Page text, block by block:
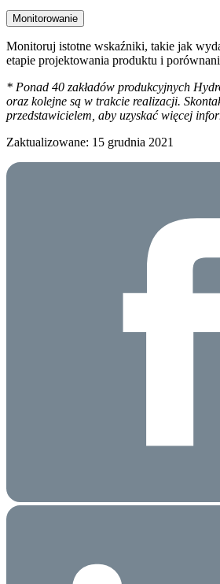
Monitorowanie
Monitoruj istotne wskaźniki, takie jak
etapie projektowania produktu i
* Ponad 40 zakładów produkcyjnych
oraz kolejne są w trakcie realizacji.
przedstawicielem, aby uzyskać więcej
Zaktualizowane: 15 grudnia 2021